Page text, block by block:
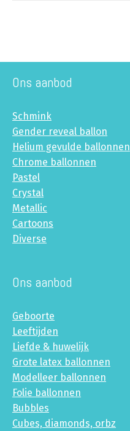
Ons aanbod
Schmink
Gender reveal ballon
Helium gevulde ballonnen
Chrome ballonnen
Pastel
Crystal
Metallic
Cartoons
Diverse
Ons aanbod
Geboorte
Leeftijden
Liefde & huwelijk
Grote latex ballonnen
Modelleer ballonnen
Folie ballonnen
Bubbles
Cubes, diamonds, orbz